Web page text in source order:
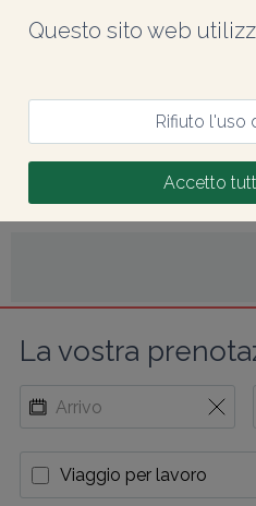
Questo sito web
Rifiuto l'uso
Accetto
La vostra
Viaggio per lavoro